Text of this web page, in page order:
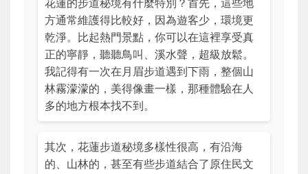
花蓮的步道秘境有什麼特別？首先，這些地
方通常維護得比較好，因為遊客少，環境更
乾淨。比起熱門景點，你可以在這裡享受真
正的寧靜，聽聽鳥叫、溪水聲，超級放鬆。
我記得有一次在月眉步道遇到下雨，整個山
林霧濛濛的，美得像畫一樣，那種體驗在人
多的地方根本找不到。
其次，花蓮步道秘境多樣性很高，有沿海
的、山林的，甚至有些步道結合了原住民文